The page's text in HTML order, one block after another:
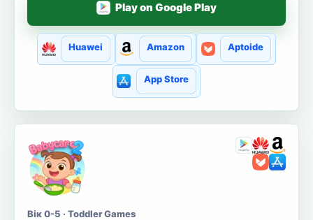
Play on Google Play
Huawei Amazon Aptoide
App Store
Вік 0-5 · Toddler Games